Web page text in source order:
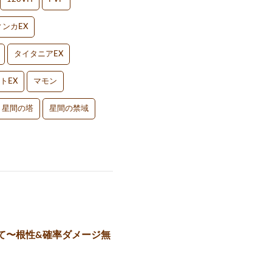
ンカEX
タイタニアEX
EX マモン
星間の塔 星間の禁域
〜根性&確率ダメージ無